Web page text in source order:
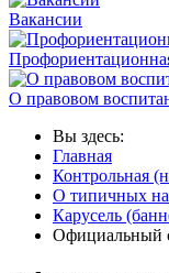
Вакансии
О правовом
Вы здесь:
Главная
Контрольная
О типичных
Карусель
Официальный